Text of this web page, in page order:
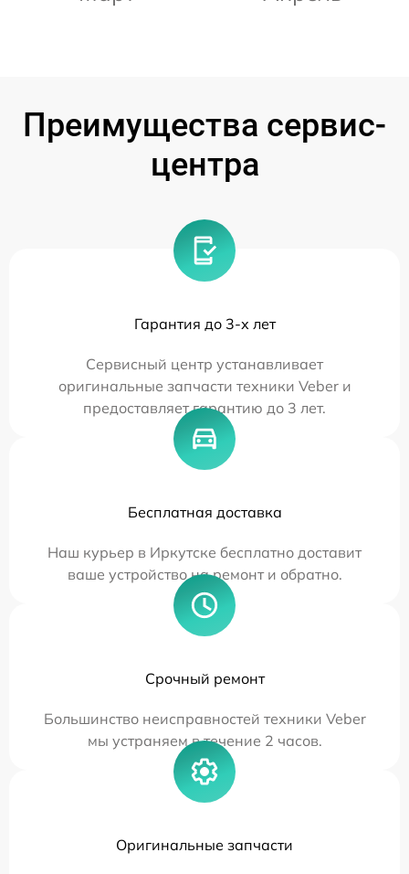
Преимущества сервис-
центра
Гарантия до 3-х лет
Сервисный центр устанавливает
оригинальные запчасти техники Veber и
предоставляет гарантию до 3 лет.
Бесплатная доставка
Наш курьер в Иркутске бесплатно доставит
ваше устройство на ремонт и обратно.
Срочный ремонт
Большинство неисправностей техники Veber
мы устраняем в течение 2 часов.
Оригинальные запчасти